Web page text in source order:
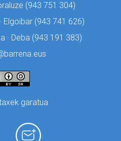
(943 751 304)
Elgoibar (943 741 626)
· Deba (943 191 383)
garatua